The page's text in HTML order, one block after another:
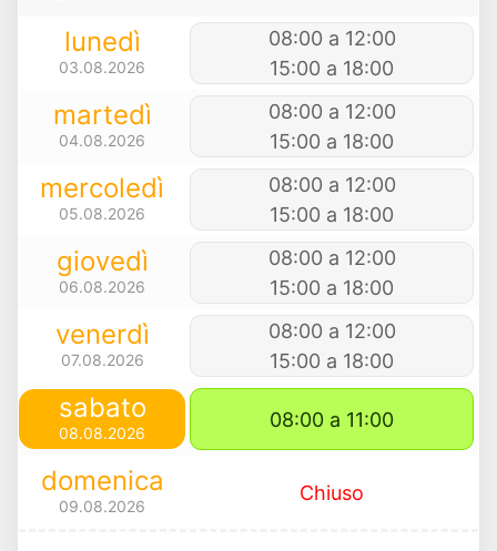
lunedì
03.08.2026
08:00 a 12:00
15:00 a 18:00
martedì
04.08.2026
08:00 a 12:00
15:00 a 18:00
mercoledì
05.08.2026
08:00 a 12:00
15:00 a 18:00
giovedì
06.08.2026
08:00 a 12:00
15:00 a 18:00
venerdì
07.08.2026
08:00 a 12:00
15:00 a 18:00
sabato
08.08.2026
08:00 a 11:00
domenica
09.08.2026
Chiuso